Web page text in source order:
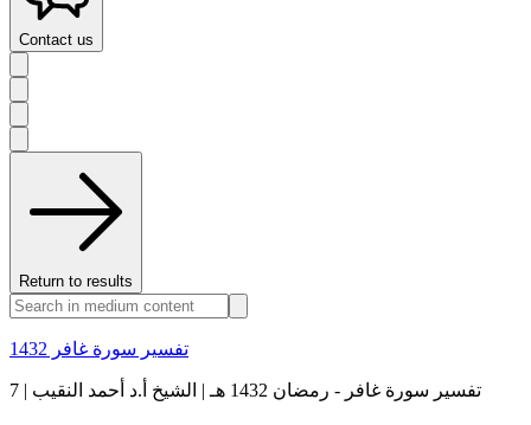
Contact us
Return to results
تفسير سورة غافر 1432
7 | تفسير سورة غافر - رمضان 1432 هـ | الشيخ أ.د أحمد النقيب